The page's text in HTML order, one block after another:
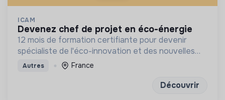
ICAM
devenez chef de projet en éco-énergie
12 mois de formation certifiante pour devenir
spécialiste de l'éco-innovation et des nouvelles
technologies de l'énergie
Autres France
Découvrir